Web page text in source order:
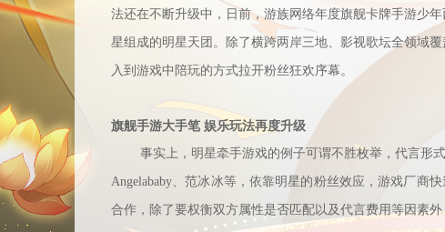
法还在不断升级中，日前，游族网络年度旗舰卡牌手游少
星组成的明星天团。除了横跨两岸三地、影视歌坛全领域
入到游戏中陪玩的方式拉开粉丝狂欢序幕。
旗舰手游大手笔 娱乐玩法再度升级
事实上，明星牵手游戏的例子可谓不胜枚举，代言形
Angelababy、范冰冰等，依靠明星的粉丝效应，游戏厂商
合作，除了要权衡双方属性是否匹配以及代言费用等因素